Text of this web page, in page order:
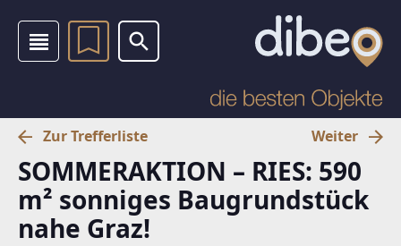
Zur Trefferliste Weiter
SOMMERAKTION – RIES: 590
m² sonniges Baugrundstück
nahe Graz!